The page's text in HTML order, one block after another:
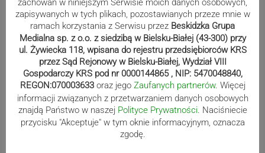
Biało-zieloni nadal niepokonani.
Rekord – Stal 3:1 | ZDJĘCIA
Mistrzowie świata z MCK Żywiec!
zachowań w niniejszym Serwisie moich danych osobowych,
zapisywanych w tych plikach, pozostawianych przeze mnie w
ramach korzystania z Serwisu przez Beskidzka Grupa
Medialna sp. z o.o. z siedzibą w Bielsku-Białej (43-300) przy
ul. Żywiecka 118, wpisana do rejestru przedsiębiorców KRS
przez Sąd Rejonowy w Bielsku-Białej, Wydział VIII
Gospodarczy KRS pod nr 0000144865 , NIP: 5470048840,
REGON:070003633 oraz jego Zaufanych partnerów. Więcej
informacji związanych z przetwarzaniem danych osobowych
znajdą Państwo w naszej Polityce Prywatności. Naciśniecie
przycisku "Akceptuje" w tym oknie informacyjnym, oznacza
zgodę.